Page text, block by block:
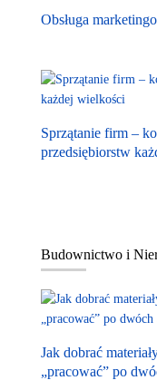
Obsługa
Sprzątanie firm –
przedsiębiorstw
Budownictwo i
Jak dobrać
„pracować” po